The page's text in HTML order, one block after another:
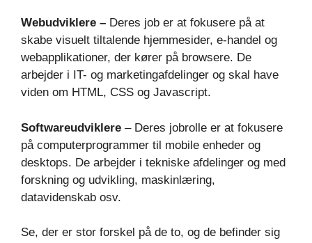
Webudviklere – Deres job er at fokusere på at
skabe visuelt tiltalende hjemmesider, e-handel og
webapplikationer, der kører på browsere. De
arbejder i IT- og marketingafdelinger og skal have
viden om HTML, CSS og Javascript.
Softwareudviklere – Deres jobrolle er at fokusere
på computerprogrammer til mobile enheder og
desktops. De arbejder i tekniske afdelinger og med
forskning og udvikling, maskinlæring,
datavidenskab osv.
Se, der er stor forskel på de to, og de befinder sig